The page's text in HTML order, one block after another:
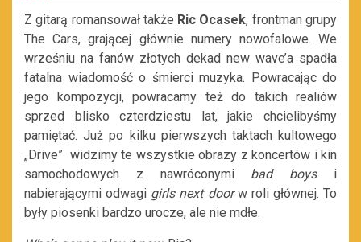
Z gitarą romansował także Ric Ocasek, frontman grupy
The Cars, grającej głównie numery nowofalowe. We
wrześniu na fanów złotych dekad new wave’a spadła
fatalna wiadomość o śmierci muzyka. Powracając do
jego kompozycji, powracamy też do takich realiów
sprzed blisko czterdziestu lat, jakie chcielibyśmy
pamiętać. Już po kilku pierwszych taktach kultowego
„Drive” widzimy te wszystkie obrazy z koncertów i kin
samochodowych z nawróconymi bad boysi
nabierającymi odwagi girls next doorw roli głównej. To
były piosenki bardzo urocze, ale nie mdłe.